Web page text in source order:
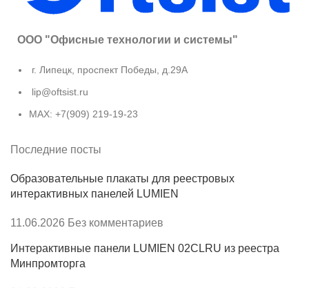
ООО "Офисные технологии и системы"
г. Липецк, проспект Победы, д.29А
lip@oftsist.ru
МАХ: +7(909) 219-19-23
Последние посты
Образовательные плакаты для реестровых
интерактивных панелей LUMIEN
11.06.2026 Без комментариев
Интерактивные панели LUMIEN 02CLRU из реестра
Минпромторга